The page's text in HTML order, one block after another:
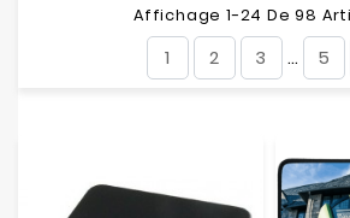
Bureautique
Affichage 1-24 De 98
1 2 3 … 5